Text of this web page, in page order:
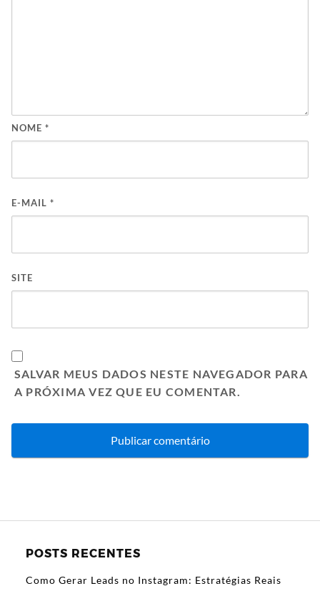
NOME *
E-MAIL *
SITE
SALVAR MEUS DADOS NESTE NAVEGADOR PARA
A PRÓXIMA VEZ QUE EU COMENTAR.
POSTS RECENTES
Como Gerar Leads no Instagram: Estratégias Reais